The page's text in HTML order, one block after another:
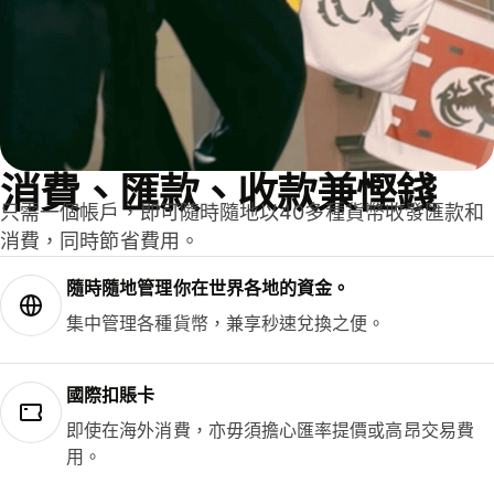
消費、匯款、收款兼慳錢
只需一個帳戶，即可隨時隨地以40多種貨幣收發匯款和
消費，同時節省費用。
隨時隨地管理你在世界各地的資金。
集中管理各種貨幣，兼享秒速兌換之便。
國際扣賬卡
即使在海外消費，亦毋須擔心匯率提價或高昂交易費
用。